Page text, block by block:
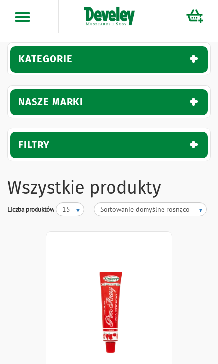
KATEGORIE
NASZE MARKI
FILTRY
Wszystkie produkty
Liczba produktów